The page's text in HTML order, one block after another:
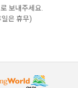
보내주세요.
은 휴무)